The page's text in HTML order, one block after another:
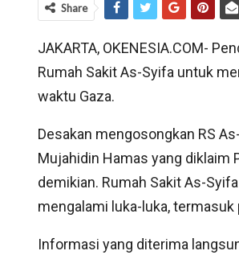
Share
JAKARTA, OKENESIA.COM-
Rumah Sakit As-Syifa untuk
waktu Gaza.
Desakan mengosongkan RS
Mujahidin Hamas yang diklaim
demikian. Rumah Sakit As-
mengalami luka-luka,
Informasi yang diterima